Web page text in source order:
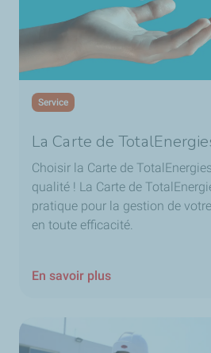
Service
La Carte de
Choisir la Carte de TotalEnergies
qualité ! La Carte de
pratique pour la gestion de
en toute efficacité.
En savoir plus